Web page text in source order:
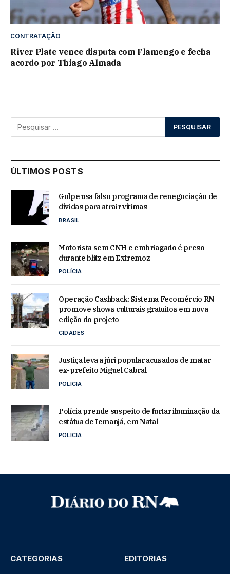
CONTRATAÇÃO
River Plate vence disputa com Flamengo e fecha
acordo por Thiago Almada
ÚLTIMOS POSTS
Golpe usa falso programa de renegociação de
dívidas para atrair vítimas
BRASIL
Motorista sem CNH e embriagado é preso
durante blitz em Extremoz
POLÍCIA
Operação Cashback: Sistema Fecomércio RN
promove shows culturais gratuitos em nova
edição do projeto
CIDADES
Justiça leva a júri popular acusados de matar
ex-prefeito Miguel Cabral
POLÍCIA
Polícia prende suspeito de furtar iluminação da
estátua de Iemanjá, em Natal
POLÍCIA
CATEGORIAS EDITORIAS